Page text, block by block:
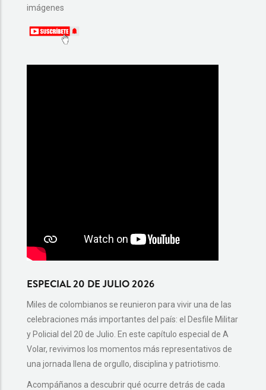
imágenes
ESPECIAL 20 DE JULIO 2026
Miles de colombianos se reunieron para vivir una de las
celebraciones más importantes del país: el Desfile Militar
y Policial del 20 de Julio. En este capítulo especial de A
Volar, revivimos los momentos más representativos de
una jornada llena de orgullo, disciplina y patriotismo.
Acompáñanos a descubrir qué ocurre detrás de cada